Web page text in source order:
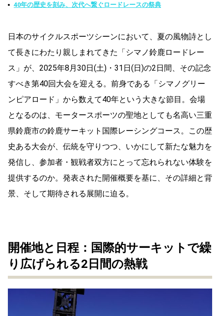
40年の歴史を刻み、次代へ繋ぐロードレースの祭典
日本のサイクルスポーツシーンにおいて、夏の風物詩とし
て長きにわたり親しまれてきた「シマノ鈴鹿ロードレー
ス」が、2025年8月30日(土)・31日(日)の2日間、その記念
すべき第40回大会を迎える。前身である「シマノグリー
ンピアロード」から数えて40年という大きな節目。会場
となるのは、モータースポーツの聖地としても名高い三重
県鈴鹿市の鈴鹿サーキット国際レーシングコース。この歴
史ある大会が、伝統を守りつつ、いかにして新たな魅力を
発信し、参加者・観戦者双方にとって忘れられない体験を
提供するのか。発表された開催概要を基に、その詳細と背
景、そして期待される展開に迫る。
開催地と日程：国際的サーキットで繰
り広げられる2日間の熱戦